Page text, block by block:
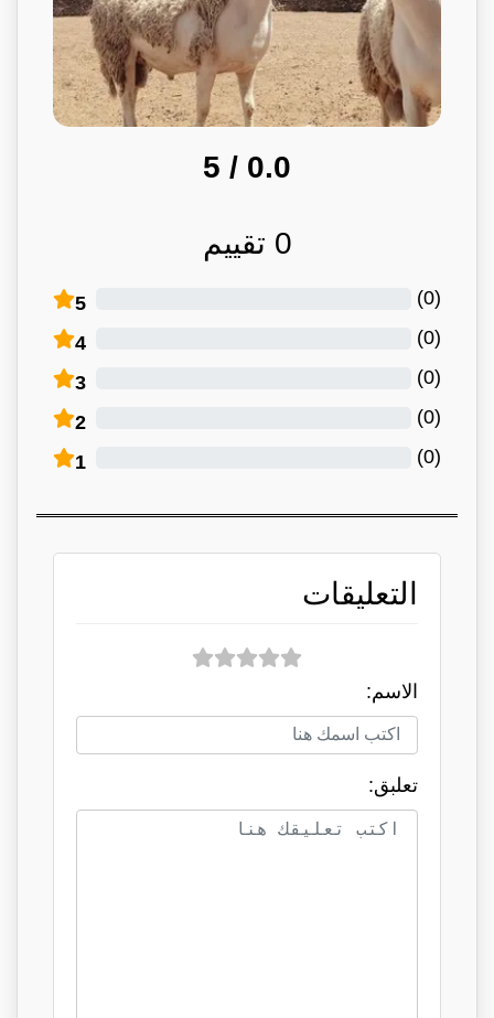
0.0
/ 5
0 تقييم
5 (
0
)
4 (
0
)
3 (
0
)
2 (
0
)
1 (
0
)
التعليقات
الاسم:
تعلبق: